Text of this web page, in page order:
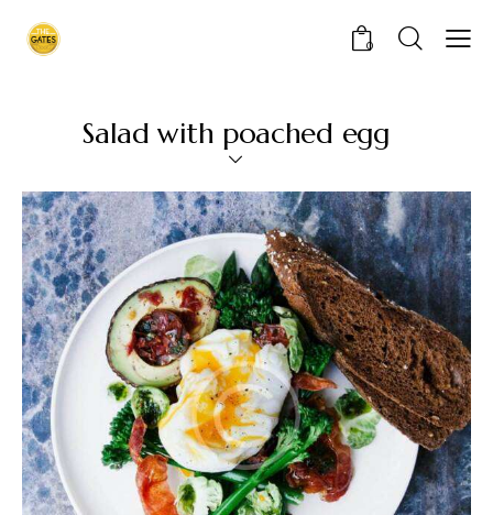
0
Salad with poached egg